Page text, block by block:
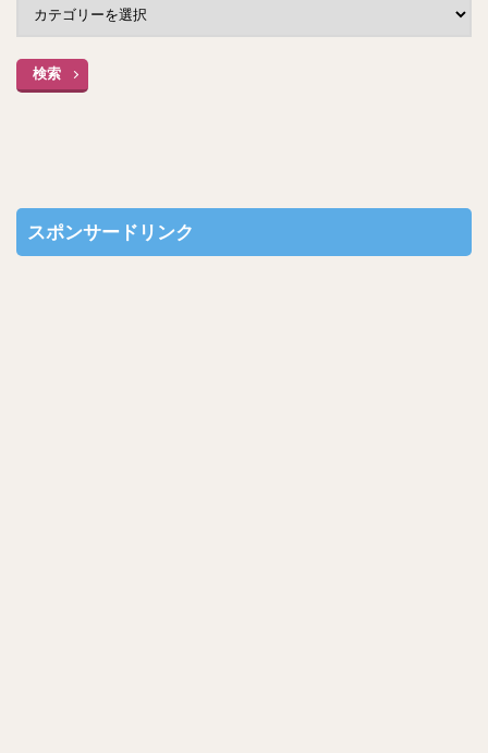
ピンが立っているのは先ほどと同じ場所で、赤枠で示してい
（一番高いところで３６８Mとかくにんできました）
まぁ個人的には、写真の場所ってここら辺なんじゃないかな
と思ってます。
検索
スポンサードリンク